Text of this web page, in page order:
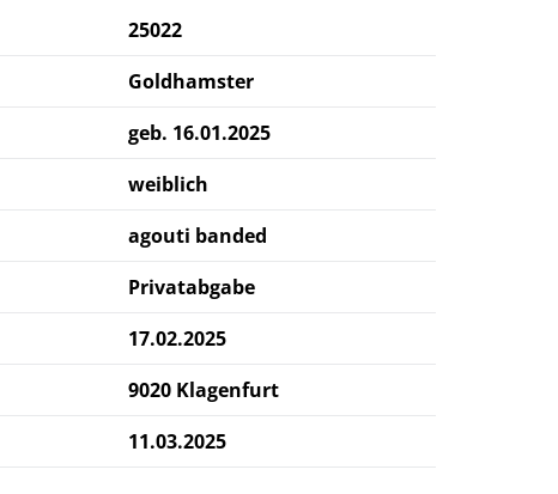
25022
Goldhamster
geb. 16.01.2025
weiblich
agouti banded
Privatabgabe
17.02.2025
9020 Klagenfurt
11.03.2025